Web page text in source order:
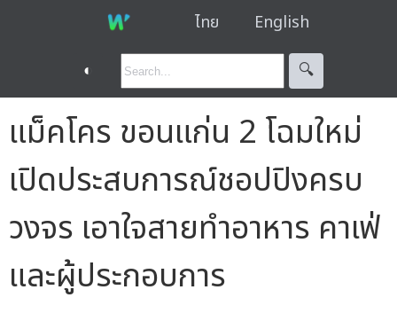
ไทย English
◐ 🔍︎
แม็คโคร ขอนแก่น 2 โฉมใหม่
เปิดประสบการณ์ชอปปิงครบ
วงจร เอาใจสายทำอาหาร คาเฟ่
และผู้ประกอบการ